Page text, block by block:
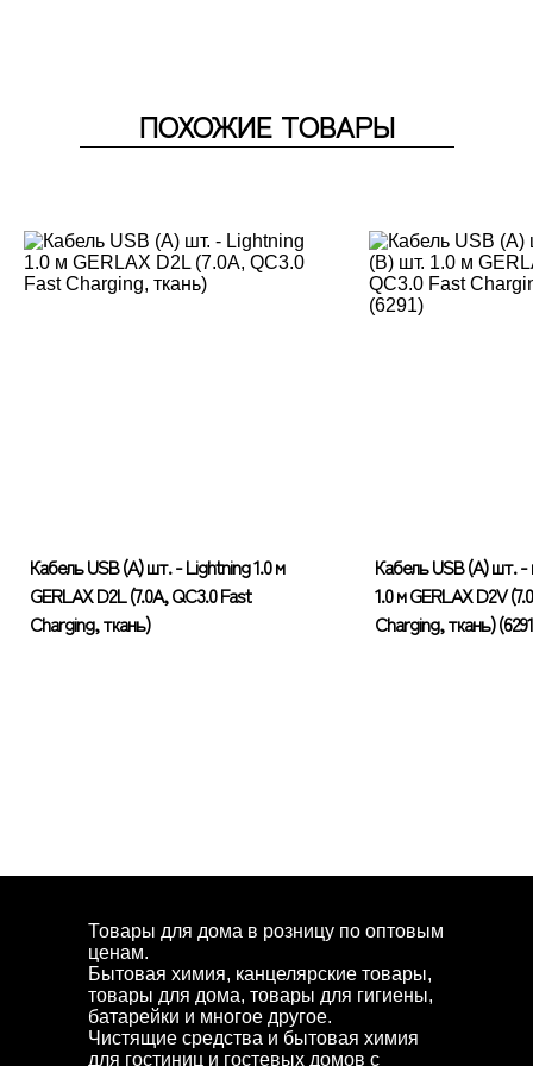
ПОХОЖИЕ ТОВАРЫ
Кабель USB (А) шт. - Lightning 1.0 м
GERLAX D2L (7.0А, QC3.0 Fast
Charging, ткань)
Кабель USB (А) шт.
1.0 м GERLAX D2V
Charging, ткань)
Товары для дома в розницу по оптовым
ценам.
Бытовая химия, канцелярские товары,
товары для дома, товары для гигиены,
батарейки и многое другое.
Чистящие средства и бытовая химия
для гостиниц и гостевых домов с